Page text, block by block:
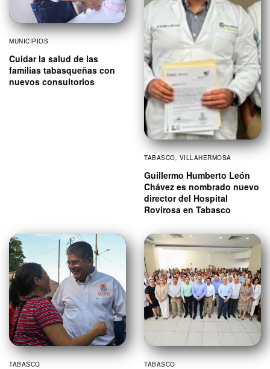
MUNICIPIOS
Cuidar la salud de las
familias tabasqueñas con
nuevos consultorios
TABASCO VILLAHERMOSA
Guillermo Humberto León
Chávez es nombrado nuevo
director del Hospital
Rovirosa en Tabasco
TABASCO TABASCO